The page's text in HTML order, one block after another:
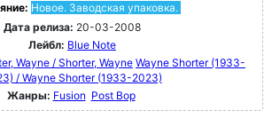
Новое. Заводская упаковка.
Дата релиза: 20-03-2008
Лейбл: Blue Note
Wayne / Shorter, Wayne Wayne Shorter (1933-
/ Wayne Shorter (1933-2023)
Жанры: Fusion Post Bop